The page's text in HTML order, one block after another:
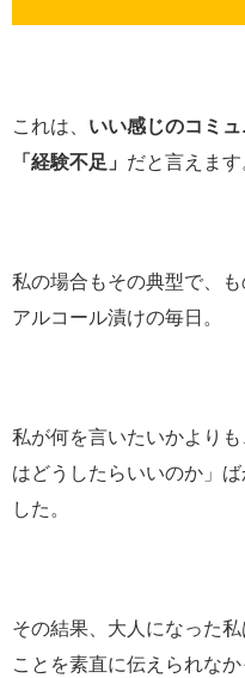
これは、 いい感じのコミ
「経験不足」 だと言えます
私の場合もその典型で、
アルコール漬けの毎日。
私が何を言いたいかより
はどうしたらいいのか」
した。
その結果、大人になった
ことを素直に伝えられな